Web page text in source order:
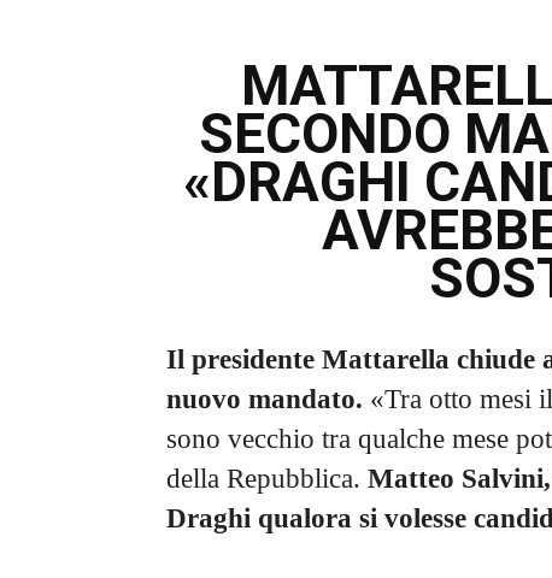
SECONDO
«DRAGHI
Il presidente Mattarella chiude
nuovo mandato. «Tra otto mesi
sono vecchio tra qualche mese
della Repubblica. Matteo Salvini,
Draghi qualora si volesse